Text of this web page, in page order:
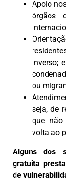
Apoio
órgãos
inverso;
ou
seja, de
que não
volta ao
Alguns dos
gratuita
de